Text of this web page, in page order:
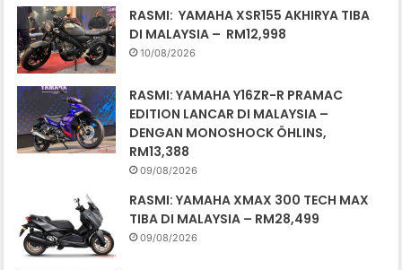
RASMI: YAMAHA XSR155 AKHIRYA TIBA
DI MALAYSIA – RM12,998
10/08/2026
RASMI: YAMAHA Y16ZR-R PRAMAC
EDITION LANCAR DI MALAYSIA –
DENGAN MONOSHOCK ÖHLINS,
RM13,388
09/08/2026
RASMI: YAMAHA XMAX 300 TECH MAX
TIBA DI MALAYSIA – RM28,499
09/08/2026